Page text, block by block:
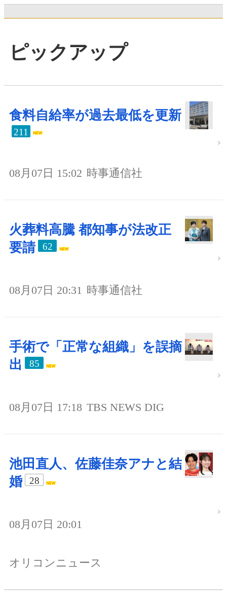
ピックアップ
食料自給率が過去最低を更新
211
08月07日 15:02 時事通信社
火葬料高騰 都知事が法改正
要請
62
08月07日 20:31 時事通信社
手術で「正常な組織」を誤摘
出
85
08月07日 17:18 TBS NEWS DIG
池田直人、佐藤佳奈アナと結
婚
28
08月07日 20:01
オリコンニュース